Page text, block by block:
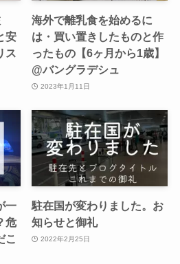
安
ス
海外で離乳食を始めるに
は・買い置きしたものと作
ったもの【6ヶ月から1歳】
@バングラデシュ
2023年1月11日
一
危
こ
駐在国が変わりました。お
知らせと御礼
2022年2月25日